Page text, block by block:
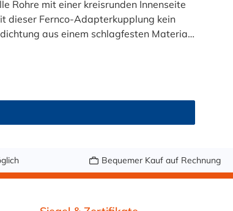
Rohre mit einer kreisrunden Innenseite
dieser Fernco-Adapterkupplung kein
aus einem schlagfesten Material
handelsüblichen Kunststoffrohres (KG
möglich Anschluss an
notwendig
Bequemer Kauf auf Rechnung